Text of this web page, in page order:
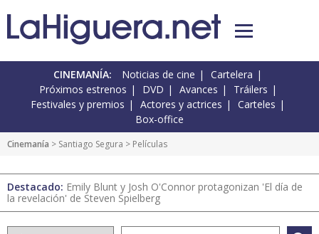
CINEMANÍA: Noticias de cine
Cartelera
Próximos estrenos
DVD Avances
Tráilers
Festivales y premios
Actores y actrices
Carteles
Box-office
Cinemanía > Santiago Segura > Películas
Destacado: Emily Blunt y Josh O'Connor protagonizan 'El día de
la revelación' de Steven Spielberg